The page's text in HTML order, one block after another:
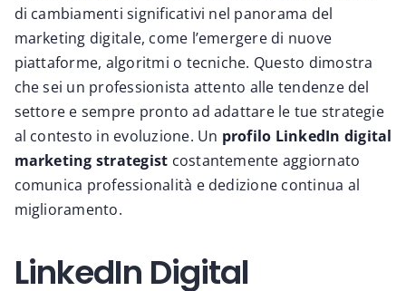
di cambiamenti significativi nel panorama del
marketing digitale, come l’emergere di nuove
piattaforme, algoritmi o tecniche. Questo dimostra
che sei un professionista attento alle tendenze del
settore e sempre pronto ad adattare le tue strategie
al contesto in evoluzione. Un profilo LinkedIn digital
marketing strategist costantemente aggiornato
comunica professionalità e dedizione continua al
miglioramento.
LinkedIn Digital